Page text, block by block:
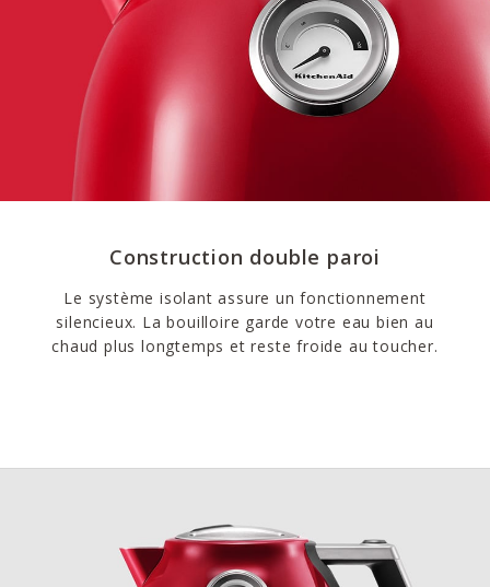
Construction double paroi
Le système isolant assure un fonctionnement
silencieux. La bouilloire garde votre eau bien au
chaud plus longtemps et reste froide au toucher.